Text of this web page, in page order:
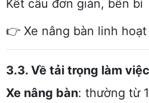
Kết cấu đơn giản, bền bỉ
👉 Xe nâng bàn linh
3.3. Về tải trọng làm việc
Xe nâng bàn: thường từ